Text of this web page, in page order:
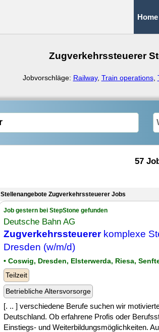
Home
Zugverkehrssteuerer
Jobvorschläge: Railway, Train operations,
57
Stellenangebote Zugverkehrssteuerer Jobs
Job gestern bei StepStone gefunden
Deutsche Bahn AG
Zugverkehrssteuererkomplexe
Dresden (w/m/d)
• Coswig, Dresden, Elsterwerda, Riesa,
Teilzeit
Betriebliche Altersvorsorge
[. .. ] verschiedene Berufe suchen wir
Deutschland. Ob erfahrene Profis oder
Einstiegs- und Weiterbildungsmöglichkeiten.